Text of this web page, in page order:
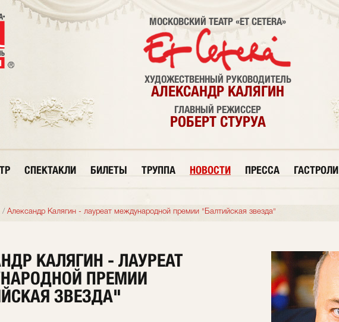
МОСКОВСКИЙ ТЕАТР «ET CETERA»
ХУДОЖЕСТВЕННЫЙ РУКОВОДИТЕЛЬ
АЛЕКСАНДР КАЛЯГИН
ГЛАВНЫЙ РЕЖИССЕР
РОБЕРТ СТУРУА
СПЕКТАКЛИ БИЛЕТЫ ТРУППА НОВОСТИ ПРЕССА ГАСТРОЛИ
/ Александр Калягин - лауреат международной премии "Балтийская звезда"
КАЛЯГИН - ЛАУРЕАТ
ПРЕМИИ
ЗВЕЗДА"